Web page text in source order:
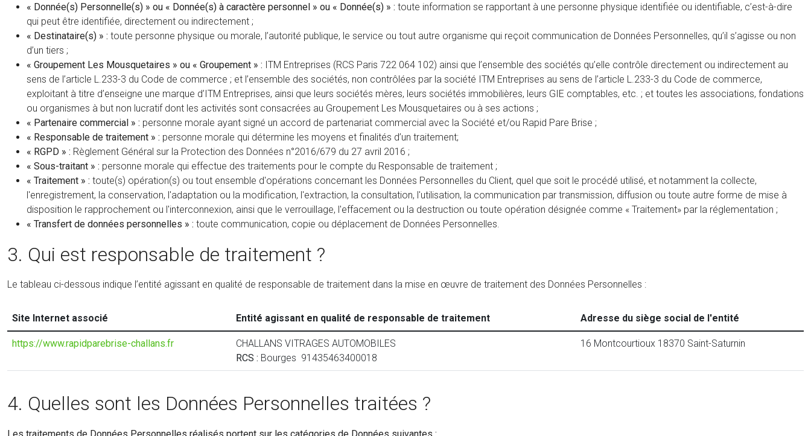
« Donnée(s) Personnelle(s) » ou « Donnée(s) à caractère personnel » ou « Donnée(s) » : toute information se rapportant à une personne physique identifiée ou identifiable, c’est-à-dire
qui peut être identifiée, directement ou indirectement ;
« Destinataire(s) » : toute personne physique ou morale, l’autorité publique, le service ou tout autre organisme qui reçoit communication de Données Personnelles, qu’il s’agisse ou non
d’un tiers ;
« Groupement Les Mousquetaires » ou « Groupement » : ITM Entreprises (RCS Paris 722 064 102) ainsi que l’ensemble des sociétés qu’elle contrôle directement ou indirectement au
sens de l’article L.233-3 du Code de commerce ; et l’ensemble des sociétés, non contrôlées par la société ITM Entreprises au sens de l’article L.233-3 du Code de commerce,
exploitant à titre d’enseigne une marque d’ITM Entreprises, ainsi que leurs sociétés mères, leurs sociétés immobilières, leurs GIE comptables, etc. ; et toutes les associations, fondations
ou organismes à but non lucratif dont les activités sont consacrées au Groupement Les Mousquetaires ou à ses actions ;
« Partenaire commercial » : personne morale ayant signé un accord de partenariat commercial avec la Société et/ou Rapid Pare Brise ;
« Responsable de traitement » : personne morale qui détermine les moyens et finalités d’un traitement;
« RGPD » : Règlement Général sur la Protection des Données n°2016/679 du 27 avril 2016 ;
« Sous-traitant » : personne morale qui effectue des traitements pour le compte du Responsable de traitement ;
« Traitement » : toute(s) opération(s) ou tout ensemble d'opérations concernant les Données Personnelles du Client, quel que soit le procédé utilisé, et notamment la collecte,
l'enregistrement, la conservation, l'adaptation ou la modification, l'extraction, la consultation, l'utilisation, la communication par transmission, diffusion ou toute autre forme de mise à
disposition le rapprochement ou l'interconnexion, ainsi que le verrouillage, l'effacement ou la destruction ou toute opération désignée comme « Traitement» par la réglementation ;
« Transfert de données personnelles » : toute communication, copie ou déplacement de Données Personnelles.
3. Qui est responsable de traitement ?
Le tableau ci-dessous indique l’entité agissant en qualité de responsable de traitement dans la mise en œuvre de traitement des Données Personnelles :
Site Internet associé Entité agissant en qualité de responsable de traitement Adresse du siège social de l'entité
https://www.rapidparebrise-challans.fr
CHALLANS VITRAGES AUTOMOBILES
RCS : Bourges 91435463400018
16 Montcourtioux 18370 Saint-Saturnin
4. Quelles sont les Données Personnelles traitées ?
Les traitements de Données Personnelles réalisés portent sur les catégories de Données suivantes :